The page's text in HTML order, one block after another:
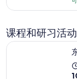
4
课程和研习活动
东京最佳武士体验